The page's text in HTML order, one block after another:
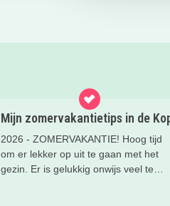
Mijn zomervakantietips in de
2026 - ZOMERVAKANTIE! Hoog tijd
om er lekker op uit te gaan met het
gezin. Er is gelukkig onwijs veel te